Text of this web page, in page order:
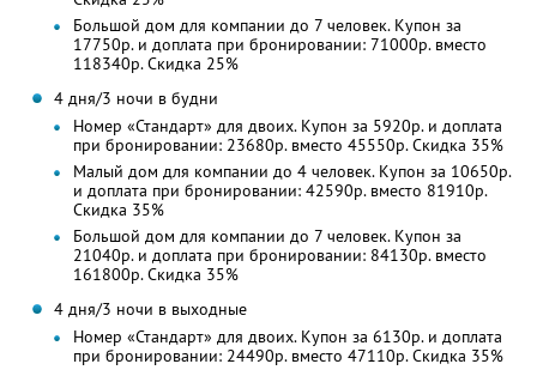
Большой дом для компании до 7 человек. Купон за
17750р. и доплата при бронировании: 71000р. вместо
118340р. Скидка 25%
4 дня/3 ночи в будни
Номер «Стандарт» для двоих. Купон за 5920р. и доплата
при бронировании: 23680р. вместо 45550р. Скидка 35%
Малый дом для компании до 4 человек. Купон за 10650р.
и доплата при бронировании: 42590р. вместо 81910р.
Скидка 35%
Большой дом для компании до 7 человек. Купон за
21040р. и доплата при бронировании: 84130р. вместо
161800р. Скидка 35%
4 дня/3 ночи в выходные
Номер «Стандарт» для двоих. Купон за 6130р. и доплата
при бронировании: 24490р. вместо 47110р. Скидка 35%